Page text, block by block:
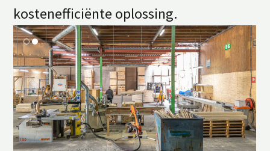
kostenefficiënte oplossing.